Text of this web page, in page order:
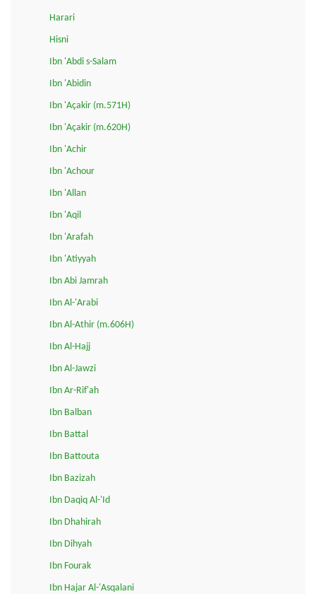
Harari
Hisni
Ibn 'Abdi s-Salam
Ibn 'Abidin
Ibn 'Açakir (m.571H)
Ibn 'Açakir (m.620H)
Ibn 'Achir
Ibn 'Achour
Ibn 'Allan
Ibn 'Aqil
Ibn 'Arafah
Ibn 'Atiyyah
Ibn Abi Jamrah
Ibn Al-'Arabi
Ibn Al-Athir (m.606H)
Ibn Al-Hajj
Ibn Al-Jawzi
Ibn Ar-Rif'ah
Ibn Balban
Ibn Battal
Ibn Battouta
Ibn Bazizah
Ibn Daqiq Al-'Id
Ibn Dhahirah
Ibn Dihyah
Ibn Fourak
Ibn Hajar Al-'Asqalani